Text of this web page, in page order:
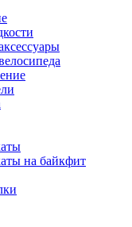
на байкфит